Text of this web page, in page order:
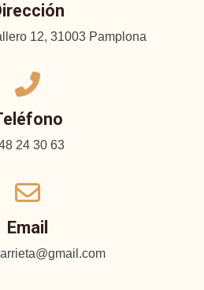
12, 31003 Pamplona
24 30 63
Email